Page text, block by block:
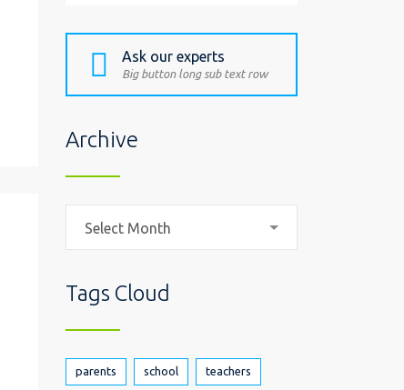
Ask our experts
Big button long sub text row
Archive
Select Month
Tags Cloud
parents school teachers